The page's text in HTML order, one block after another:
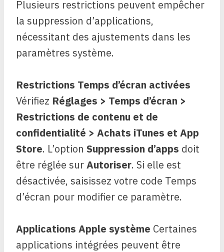
Plusieurs restrictions peuvent empêcher
la suppression d’applications,
nécessitant des ajustements dans les
paramètres système.
Restrictions Temps d’écran activées
Vérifiez Réglages > Temps d’écran >
Restrictions de contenu et de
confidentialité > Achats iTunes et App
Store. L’option Suppression d’apps doit
être réglée surAutoriser. Si elle est
désactivée, saisissez votre code Temps
d’écran pour modifier ce paramètre.
Applications Apple système Certaines
applications intégrées peuvent être